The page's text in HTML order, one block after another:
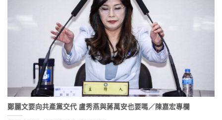
鄭麗文要向共產黨交代 盧秀燕與蔣萬安也要嗎／陳嘉宏專欄